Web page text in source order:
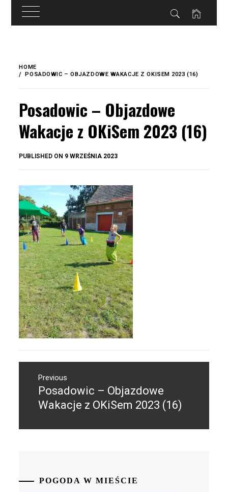
treści
content
HOME
POSADOWIC – OBJAZDOWE WAKACJE Z OKISEM 2023 (16)
Posadowic – Objazdowe
Wakacje z OKiSem 2023 (16)
PUBLISHED ON 9 WRZEŚNIA 2023
wpisuPrevious
Previous
post:
Posadowic – Objazdowe
Wakacje z OKiSem 2023 (16)
POGODA W MIEŚCIE